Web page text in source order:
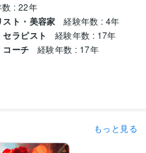
数 : 22年
ト・美容家 経験年数 : 4年
ラピスト 経験年数 : 17年
コーチ 経験年数 : 17年
もっと見る